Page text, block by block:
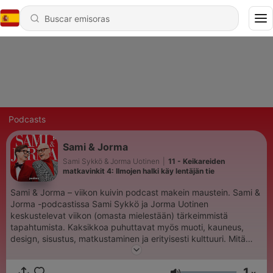
Podcasts
Sami & Jorma
Sami Sykkö & Jorma Uotinen
11 - Keikareiden
matkavinkit 4: Ilmojen halki käy lentäjän tie
Sami & Jorma – viikon kuivin podcast makein maustein. Sami &
Jorma -podcastissa Sami Sykkö ja Jorma Uotinen
keskustelevat viikon (omasta mielestään) tärkeimmistä
tapahtumista. Kaksikkoa puhuttavat myös muoti, kauneus,
design, sisustus, matkustaminen ja erityisesti kulttuuri. Mitä
paljastuu, kun Sami istuu Jorman rippituoliin? Mitä löytyy